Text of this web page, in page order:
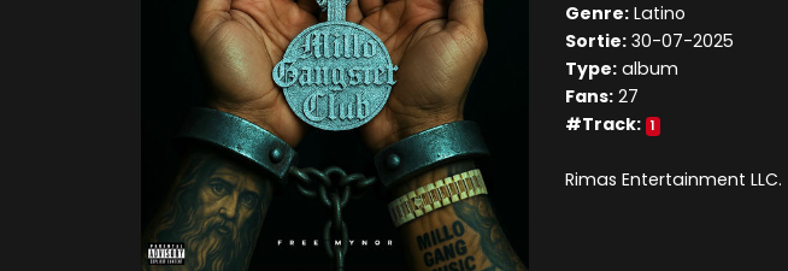
Genre: Latino
Sortie: 30-07-2025
Type: album
Fans: 27
#Track: 1
Rimas Entertainment LLC.